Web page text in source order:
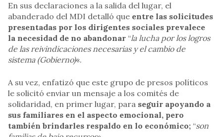
En sus declaraciones a la salida del lugar, el
abanderado del MDI detalló que entre las solicitudes
presentadas por los dirigentes sociales prevalece
la necesidad de no abandonar “la lucha por los logros
de las reivindicaciones necesarias y el cambio de
sistema (Gobierno)«.
A su vez, enfatizó que este grupo de presos políticos
le solicitó enviar un mensaje a los comités de
solidaridad, en primer lugar, para seguir apoyando a
sus familiares en el aspecto emocional, pero
también brindarles respaldo en lo económico; “son